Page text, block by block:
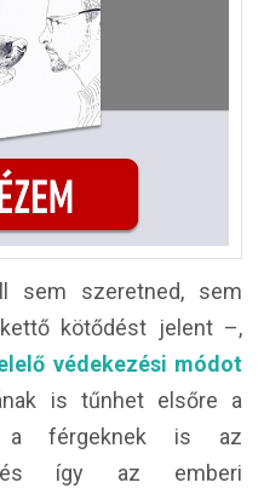
sem szeretned, sem
kötődést jelent –,
védekezési módot
is tűnhet elsőre a
a férgeknek is az
és így az emberi